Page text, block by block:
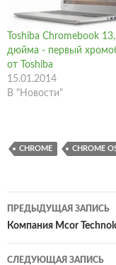
Toshiba Chromebook
дюйма - первый
от Toshiba
15.01.2014
В "Новости"
CHROME CHROME
Навигация
по
записям
ПРЕДЫДУЩАЯ ЗАПИСЬ
Компания Mcor
СЛЕДУЮЩАЯ ЗАПИСЬ